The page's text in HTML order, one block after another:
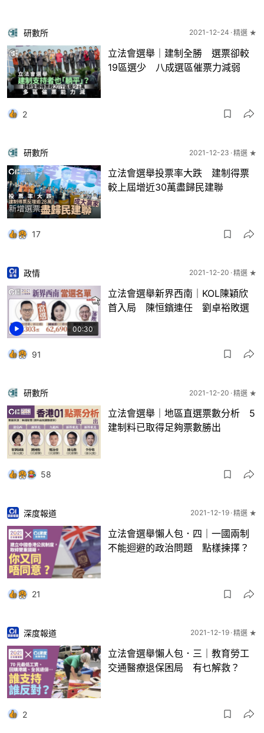
研數所 2021-12-24 精選 ★
立法會選舉｜建制全勝 選票卻較
19區選少 八成選區催票力減弱
2
研數所 2021-12-23 精選 ★
立法會選舉投票率大跌 建制得票
較上屆增近30萬盡歸民建聯
17
00:30
政情 2021-12-20 精選 ★
立法會選舉新界西南｜KOL陳穎欣
首入局 陳恒鑌連任 劉卓裕敗選
91
研數所 2021-12-20 精選 ★
立法會選舉｜地區直選票數分析 5
建制料已取得足夠票數勝出
58
深度報道 2021-12-19 精選 ★
立法會選舉懶人包．四｜一國兩制
不能迴避的政治問題 點樣揀擇？
21
深度報道 2021-12-19 精選 ★
立法會選舉懶人包．三｜教育勞工
交通醫療退保困局 有乜解救？
2